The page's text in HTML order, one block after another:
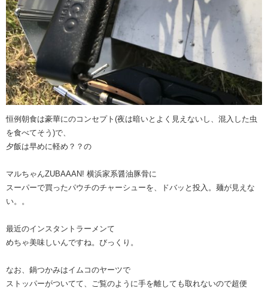
恒例朝食は豪華にのコンセプト(夜は暗いとよく見えないし、混入した虫
を食べてそう)で、
夕飯は早めに軽め？？の
マルちゃんZUBAAAN! 横浜家系醤油豚骨に
スーパーで買ったパウチのチャーシューを、ドバッと投入。麺が見えな
い。。
最近のインスタントラーメンて
めちゃ美味しいんですね。びっくり。
なお、鍋つかみはイムコのヤーツで
ストッパーがついてて、ご覧のように手を離しても取れないので超便